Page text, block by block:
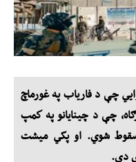
چې د فارياب په غورماچ
چې د چينايانو په كمپ
سقوط شوي. او پکي میشت
دي.